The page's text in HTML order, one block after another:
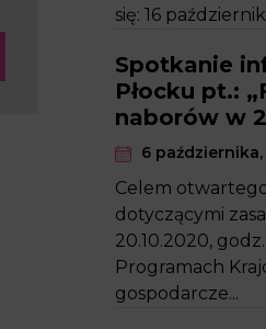
się: 16
Spotkanie
Płocku pt.:
naborów w
6
Celem
dotyczącymi
20.10.2020,
Programach
gospodarcze...